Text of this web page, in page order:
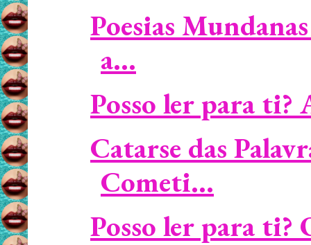
Poesias
a...
Posso ler para
Catarse das
Cometi...
Posso ler para ti?